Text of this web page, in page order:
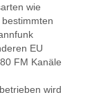
wie
EU
FM Kanäle
wird